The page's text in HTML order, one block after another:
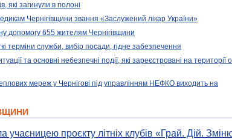
які загинули в полоні
Чернігівщини звання «Заслужений лікар України»
допомогу 655 жителям Чернігівщини
терміни служби, вибір посади, гідне забезпечення
та основні небезпечні події, які зареєстровані на території
мереж у Чернігові під управлінням НЕФКО виходить на
учасницею проєкту літніх клубів «Грай. Дій.